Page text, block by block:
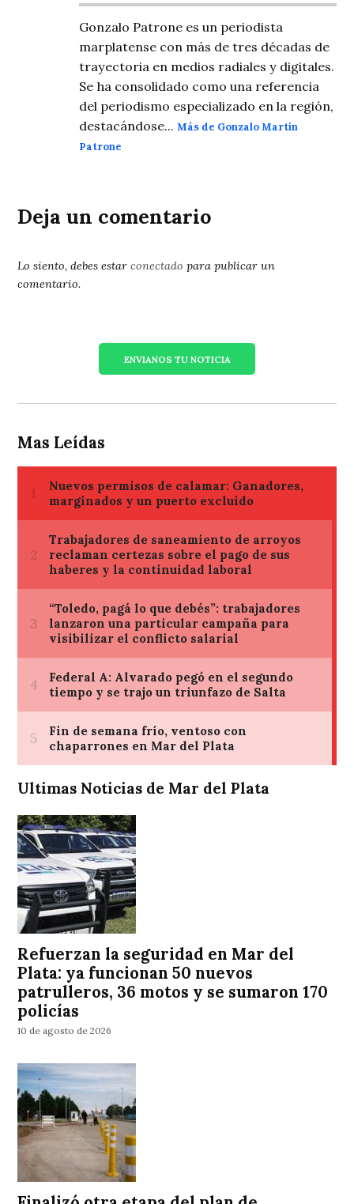
Gonzalo Patrone es un periodista
marplatense con más de tres décadas de
trayectoria en medios radiales y digitales.
Se ha consolidado como una referencia
del periodismo especializado en la región,
destacándose...Más de Gonzalo Martín
Patrone
Deja un comentario
Lo siento, debes estarconectado para publicar un
comentario.
ENVIANOS TU NOTICIA
Mas Leídas
Ultimas Noticias de Mar del Plata
Refuerzan la seguridad en Mar del
Plata: ya funcionan 50 nuevos
patrulleros, 36 motos y se sumaron 170
policías
10 de agosto de 2026